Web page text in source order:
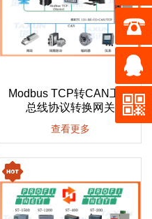
Modbus TCP转CAN工业
总线协议转换网关
查看更多